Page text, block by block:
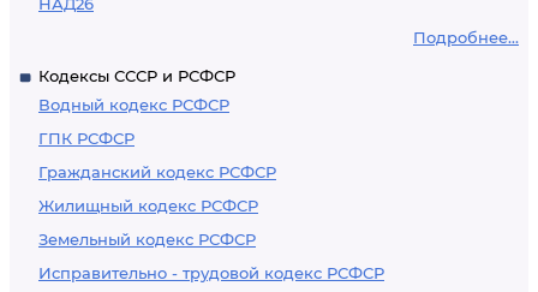
Подробнее...
Кодексы СССР и РСФСР
Водный кодекс РСФСР
ГПК РСФСР
Гражданский кодекс РСФСР
Жилищный кодекс РСФСР
Земельный кодекс РСФСР
Исправительно - трудовой кодекс РСФСР